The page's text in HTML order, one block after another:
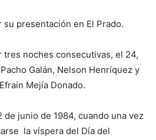
presentación en El Prado.
tres noches consecutivas, el 24,
Galán, Nelson Henríquez y
Mejía Donado.
de junio de 1984, cuando una vez
la víspera del Día del